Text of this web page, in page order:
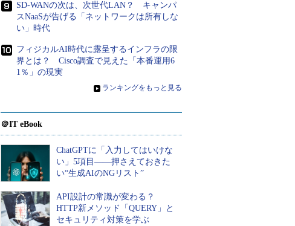
SD-WANの次は、次世代LAN？ キャンパ
スNaaSが告げる「ネットワークは所有しな
い」時代
フィジカルAI時代に露呈するインフラの限
界とは？ Cisco調査で見えた「本番運用6
1％」の現実
» ランキングをもっと見る
＠IT eBook
ChatGPTに「入力してはいけな
い」5項目――押さえておきた
い“生成AIのNGリスト”
API設計の常識が変わる？
HTTP新メソッド「QUERY」と
セキュリティ対策を学ぶ